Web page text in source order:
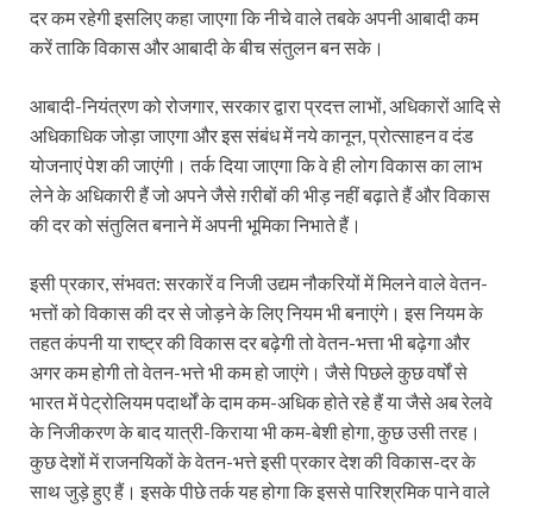
दर कम रहेगी इसलिए कहा जाएगा कि नीचे वाले तबके अपनी आबादी कम
करें ताकि विकास और आबादी के बीच संतुलन बन सके।
आबादी-नियंत्रण को रोजगार, सरकार द्वारा प्रदत्त लाभों, अधिकारों आदि से
अधिकाधिक जोड़ा जाएगा और इस संबंध में नये कानून, प्रोत्साहन व दंड
योजनाएं पेश की जाएंगी। तर्क दिया जाएगा कि वे ही लोग विकास का लाभ
लेने के अधिकारी हैं जो अपने जैसे ग़रीबों की भीड़ नहीं बढ़ाते हैं और विकास
की दर को संतुलित बनाने में अपनी भूमिका निभाते हैं।
इसी प्रकार, संभवत: सरकारें व निजी उद्यम नौकरियों में मिलने वाले वेतन-
भत्तों को विकास की दर से जोड़ने के लिए नियम भी बनाएंगे। इस नियम के
तहत कंपनी या राष्ट्र की विकास दर बढ़ेगी तो वेतन-भत्ता भी बढ़ेगा और
अगर कम होगी तो वेतन-भत्ते भी कम हो जाएंगे। जैसे पिछले कुछ वर्षों से
भारत में पेट्रोलियम पदार्थों के दाम कम-अधिक होते रहे हैं या जैसे अब रेलवे
के निजीकरण के बाद यात्री-किराया भी कम-बेशी होगा, कुछ उसी तरह।
कुछ देशों में राजनयिकों के वेतन-भत्ते इसी प्रकार देश की विकास-दर के
साथ जुड़े हुए हैं। इसके पीछे तर्क यह होगा कि इससे पारिश्रमिक पाने वाले